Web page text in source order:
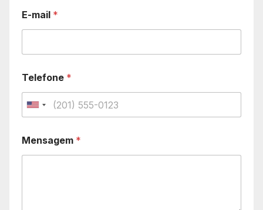
E-mail *
Telefone *
U
i
Mensagem *